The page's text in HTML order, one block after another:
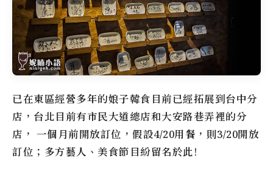
已在東區經營多年的娘子韓食 目前已經拓展到台中分
店，台北目前有市民大道總店和大安路巷弄裡的分
店， 一個月前開放訂位，假設4/20用餐，則3/20開放
訂位；多方藝人、美食節目紛留名於此!